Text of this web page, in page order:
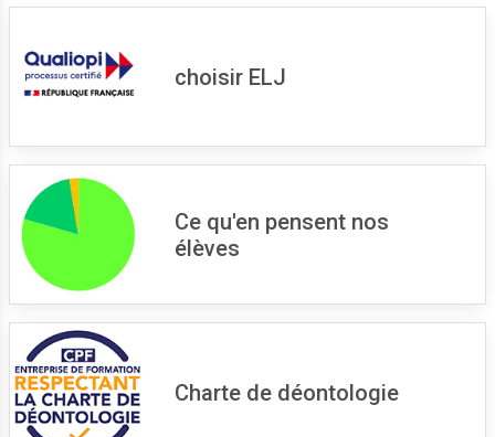
choisir ELJ
Ce qu'en pensent nos
élèves
Charte de déontologie